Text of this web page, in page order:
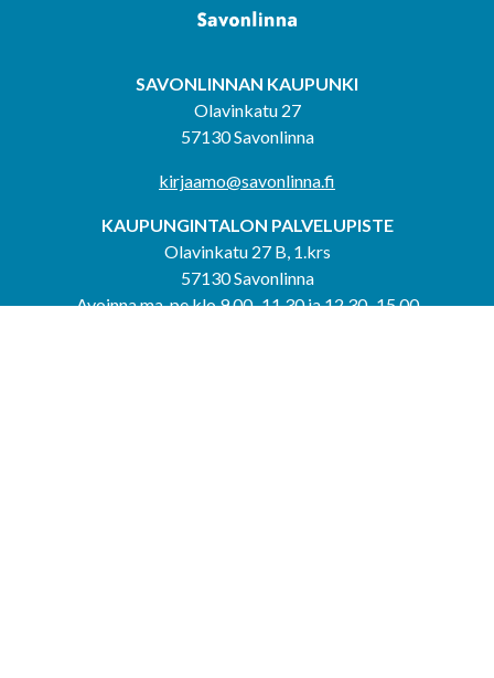
SAVONLINNAN KAUPUNKI
Olavinkatu 27
57130 Savonlinna
kirjaamo@savonlinna.fi
KAUPUNGINTALON PALVELUPISTE
Olavinkatu 27 B, 1.krs
57130 Savonlinna
Avoinna ma-pe klo 9.00–11.30 ja 12.30–15.00